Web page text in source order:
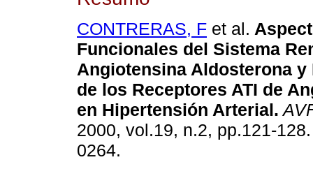
CONTRERAS, F et al.
Funcionales del Sistema
Angiotensina Aldosterona y
de los Receptores ATI de
en Hipertensión Arterial.
2000, vol.19, n.2, pp.121-
0264.